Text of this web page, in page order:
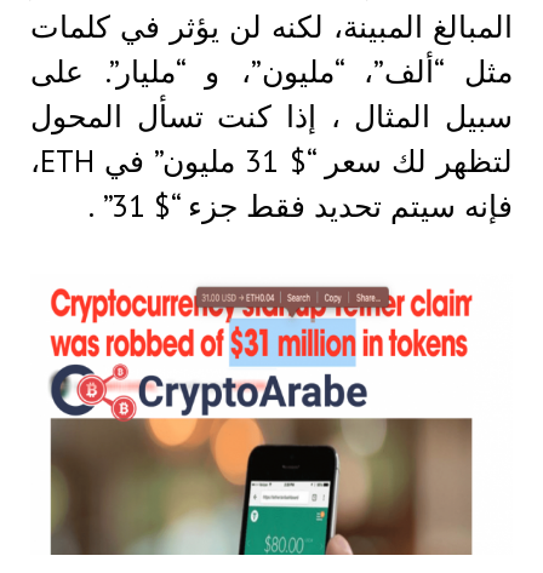
المبالغ المبينة، لكنه لن يؤثر في كلمات
مثل “ألف”، “مليون”، و “مليار”. على
سبيل المثال ، إذا كنت تسأل المحول
لتظهر لك سعر “$ 31 مليون” في ETH،
فإنه سيتم تحديد فقط جزء “$ 31” .